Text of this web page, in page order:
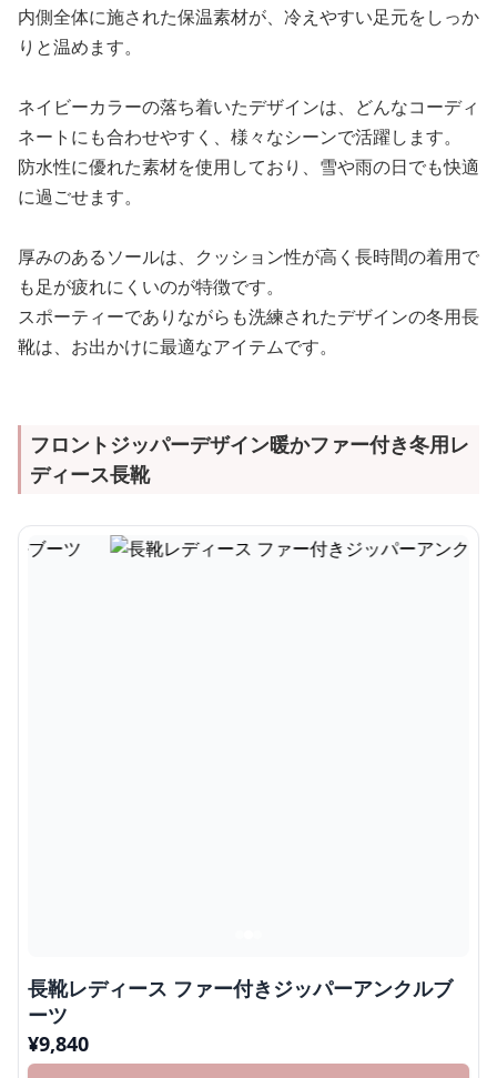
内側全体に施された保温素材が、冷えやすい足元をしっか
りと温めます。
ネイビーカラーの落ち着いたデザインは、どんなコーディ
ネートにも合わせやすく、様々なシーンで活躍します。
防水性に優れた素材を使用しており、雪や雨の日でも快適
に過ごせます。
厚みのあるソールは、クッション性が高く長時間の着用で
も足が疲れにくいのが特徴です。
スポーティーでありながらも洗練されたデザインの冬用長
靴は、お出かけに最適なアイテムです。
フロントジッパーデザイン暖かファー付き冬用レ
ディース長靴
長靴レディース ファー付きジッパーアンクルブ
ーツ
¥9,840